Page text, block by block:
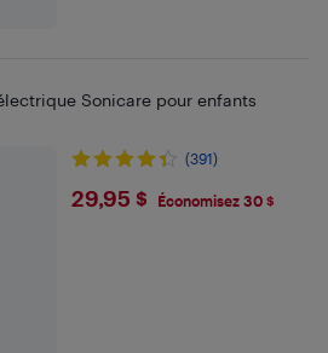
Sonicare pour enfants
(391)
$29.95
29,95 $ Économisez 30 $